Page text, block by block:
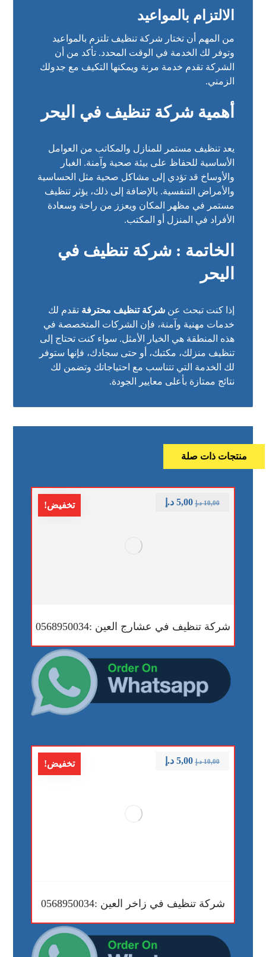
الالتزام بالمواعيد
من المهم أن تختار شركة تنظيف تلتزم بالمواعيد
وتوفر لك الخدمة في الوقت المحدد. تأكد من أن
الشركة تقدم خدمة مرنة ويمكنها التكيف مع جدولك
الزمني.
أهمية شركة تنظيف في اليحر
يعد تنظيف مستمر للمنازل والمكاتب من العوامل
الأساسية للحفاظ على بيئة صحية وآمنة. الغبار
والأوساخ قد تؤدي إلى مشاكل صحية مثل الحساسية
والأمراض التنفسية. بالإضافة إلى ذلك، يؤثر تنظيف
مستمر في مظهر المكان ويعزز من راحة وسعادة
الأفراد في المنزل أو المكتب.
الخاتمة : شركة تنظيف في
اليحر
إذا كنت تبحث عنشركة تنظيف محترفة تقدم لك
خدمات مهنية وآمنة، فإن الشركات المتخصصة في
هذه المنطقة هي الخيار الأمثل. سواء كنت تحتاج إلى
تنظيف منزلك، مكتبك، أو حتى سجادك، فإنها ستوفر
لك الخدمة التي تتناسب مع احتياجاتك وتضمن لك
نتائج ممتازة بأعلى معايير الجودة.
منتجات ذات صلة
تخفيض!
شركة تنظيف في عشارج العين :0568950034
10,00 د.إ 5,00 د.إ
تخفيض!
شركة تنظيف في زاخر العين :0568950034
10,00 د.إ 5,00 د.إ